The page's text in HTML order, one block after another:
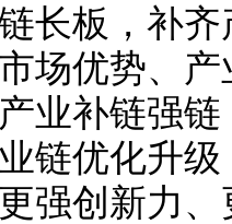
长板，补
场优势、
业补链强
链优化升
强创新力